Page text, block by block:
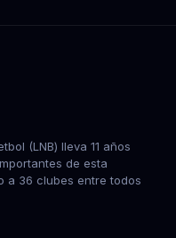
(LNB) lleva 11 años
de esta
a 36 clubes entre todos